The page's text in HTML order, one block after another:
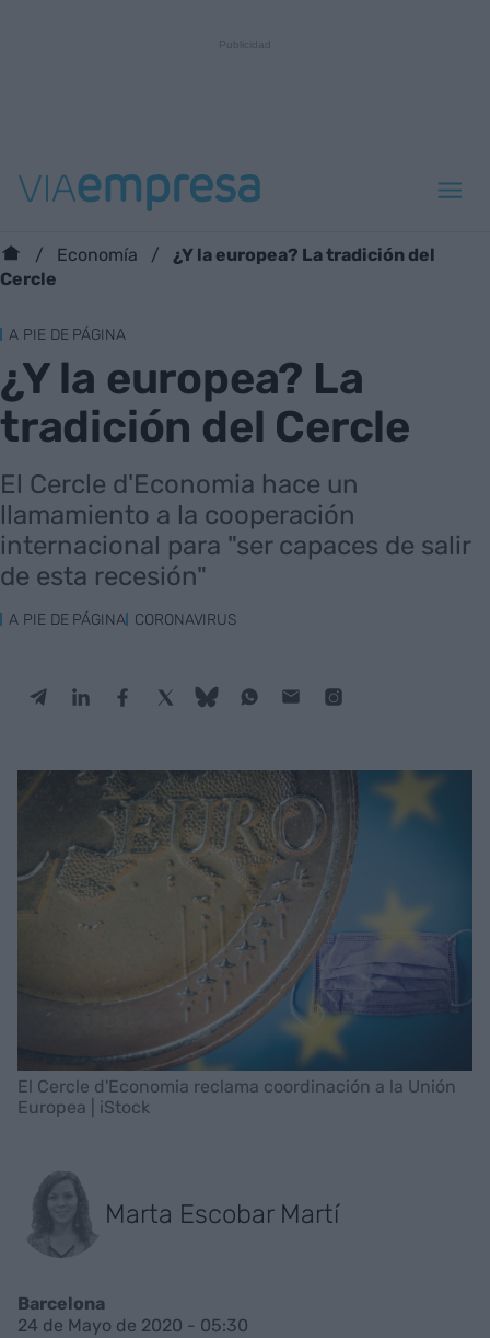
Economía
¿Y la europea? La tradición del
Cercle
A PIE DE PÁGINA
¿Y la europea? La
tradición del Cercle
El Cercle d'Economia hace un
llamamiento a la cooperación
internacional para "ser capaces de salir
de esta recesión"
A PIE DE PÁGINA CORONAVIRUS
El Cercle d'Economia reclama coordinación a la Unión
Europea | iStock
Marta Escobar Martí
Barcelona
24 de Mayo de 2020 - 05:30